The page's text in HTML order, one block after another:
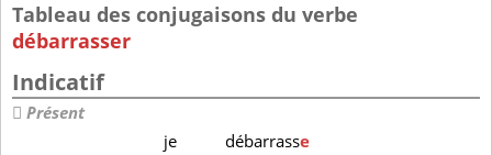
Tableau des conjugaisons du verbe
débarrasser
Indicatif
Présent
je
débarrasse